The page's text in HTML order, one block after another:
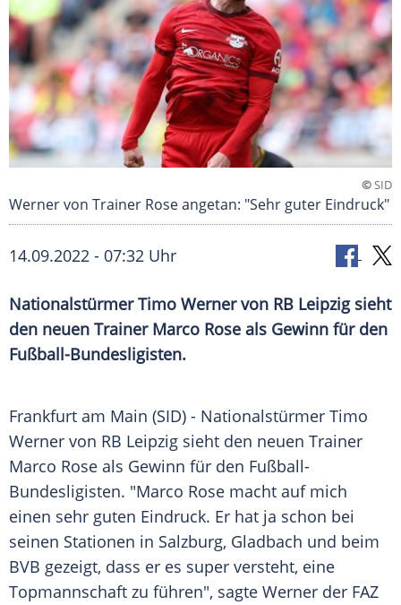
©SID
Werner von Trainer Rose angetan: "Sehr guter Eindruck"
14.09.2022 - 07:32 Uhr
Nationalstürmer Timo Werner von RB Leipzig sieht
den neuen Trainer Marco Rose als Gewinn für den
Fußball-Bundesligisten.
Frankfurt am Main (SID) - Nationalstürmer Timo
Werner von RB Leipzig sieht den neuen Trainer
Marco Rose als Gewinn für den Fußball-
Bundesligisten. "Marco Rose macht auf mich
einen sehr guten Eindruck. Er hat ja schon bei
seinen Stationen in Salzburg, Gladbach und beim
BVB gezeigt, dass er es super versteht, eine
Topmannschaft zu führen", sagte Werner der FAZ